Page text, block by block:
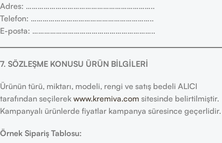
Adres: ………………………………………………………..
Telefon: ……………………………………………………..
E-posta: ……………………………………………………..
7. SÖZLEŞME KONUSU ÜRÜN BİLGİLERİ
Ürünün türü, miktarı, modeli, rengi ve satış bedeli ALICI
tarafından seçilerek www.kremiva.com sitesinde belirtilmiştir.
Kampanyalı ürünlerde fiyatlar kampanya süresince geçerlidir.
Örnek Sipariş Tablosu: